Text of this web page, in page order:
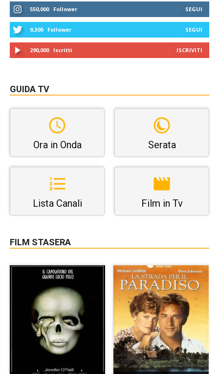
550,000 Follower SEGUI
9,300 Follower SEGUI
290,000 Iscritti ISCRIVITI
GUIDA TV
Ora in Onda Serata
Lista Canali Film in Tv
FILM STASERA